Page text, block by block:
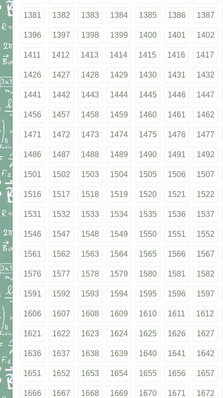
1381 1382 1383 1384 1385 1386 1387
1396 1397 1398 1399 1400 1401 1402
1411 1412 1413 1414 1415 1416 1417
1426 1427 1428 1429 1430 1431 1432
1441 1442 1443 1444 1445 1446 1447
1456 1457 1458 1459 1460 1461 1462
1471 1472 1473 1474 1475 1476 1477
1486 1487 1488 1489 1490 1491 1492
1501 1502 1503 1504 1505 1506 1507
1516 1517 1518 1519 1520 1521 1522
1531 1532 1533 1534 1535 1536 1537
1546 1547 1548 1549 1550 1551 1552
1561 1562 1563 1564 1565 1566 1567
1576 1577 1578 1579 1580 1581 1582
1591 1592 1593 1594 1595 1596 1597
1606 1607 1608 1609 1610 1611 1612
1621 1622 1623 1624 1625 1626 1627
1636 1637 1638 1639 1640 1641 1642
1651 1652 1653 1654 1655 1656 1657
1666 1667 1668 1669 1670 1671 1672